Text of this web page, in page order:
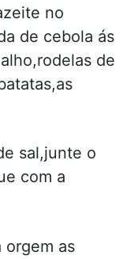
no
de cebola ás
de
sal,junte o
com a
orgem as